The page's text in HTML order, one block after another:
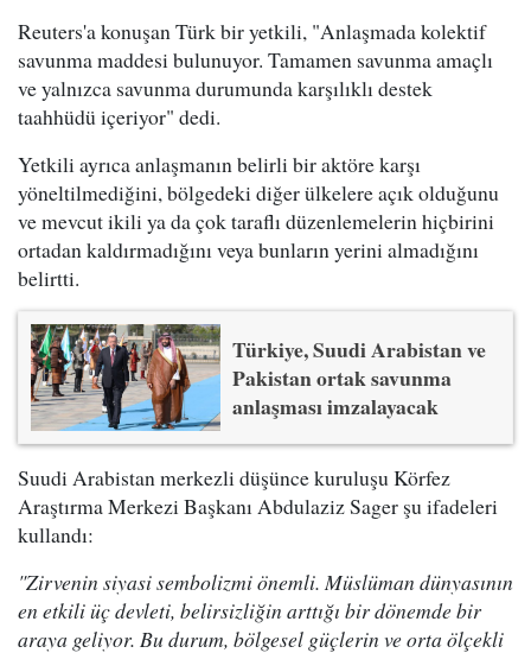
Reuters'a konuşan Türk bir yetkili, "Anlaşmada kolektif
savunma maddesi bulunuyor. Tamamen savunma amaçlı
ve yalnızca savunma durumunda karşılıklı destek
taahhüdü içeriyor" dedi.
Yetkili ayrıca anlaşmanın belirli bir aktöre karşı
yöneltilmediğini, bölgedeki diğer ülkelere açık olduğunu
ve mevcut ikili ya da çok taraflı düzenlemelerin hiçbirini
ortadan kaldırmadığını veya bunların yerini almadığını
belirtti.
Türkiye, Suudi Arabistan ve
Pakistan ortak savunma
anlaşması imzalayacak
Suudi Arabistan merkezli düşünce kuruluşu Körfez
Araştırma Merkezi Başkanı Abdulaziz Sager şu ifadeleri
kullandı:
"Zirvenin siyasi sembolizmi önemli. Müslüman dünyasının
en etkili üç devleti, belirsizliğin arttığı bir dönemde bir
araya geliyor. Bu durum, bölgesel güçlerin ve orta ölçekli